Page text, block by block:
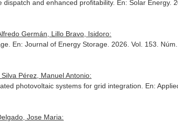
and enhanced profitability. En: Solar Energy.
Germán, Lillo Bravo, Isidoro:
En: Journal of Energy Storage . 2026. Vol. 153.
Pérez, Manuel Antonio:
photovoltaic systems for grid integration. En:
Jose Maria: